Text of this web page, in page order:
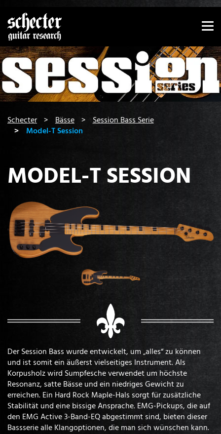
Zeige besser passende Version dieser Seite
Diese Meldung nicht mehr anzeigen
Schecter Bässe
Session Bass Serie
Model-T Session
MODEL-T SESSION
Der Session Bass wurde entwickelt, um „alles“ zu können
und ist somit ein äußerst vielseitiges Instrument. Als
Korpusholz wird Sumpfesche verwendet um höchste
Resonanz, satte Bässe und ein niedriges Gewicht zu
erreichen. Ein Hard Rock Maple-Hals sorgt für zusätzliche
Stabilität und eine bissige Ansprache. EMG-Pickups, die auf
den EMG Active 3-Band-EQ abgestimmt sind, bieten dieser
Bassserie alle Klangoptionen, die man sich wünschen kann.